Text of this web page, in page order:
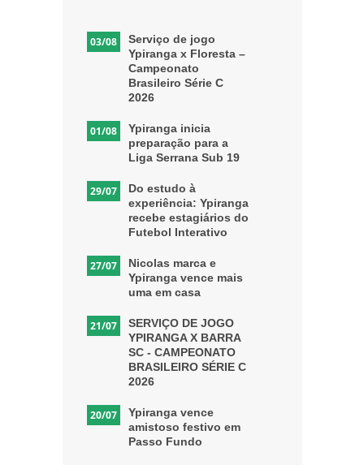
03/08
Serviço de jogo
Ypiranga x Floresta –
Campeonato
Brasileiro Série C
2026
01/08
Ypiranga inicia
preparação para a
Liga Serrana Sub 19
29/07
Do estudo à
experiência: Ypiranga
recebe estagiários do
Futebol Interativo
27/07
Nicolas marca e
Ypiranga vence mais
uma em casa
21/07
SERVIÇO DE JOGO
YPIRANGA X BARRA
SC - CAMPEONATO
BRASILEIRO SÉRIE C
2026
20/07
Ypiranga vence
amistoso festivo em
Passo Fundo